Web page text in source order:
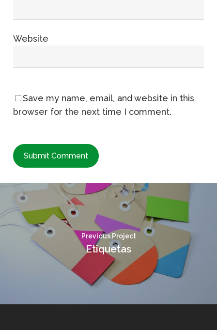
Website
Save my name, email, and website in this
browser for the next time I comment.
Previous Project
Etiquetas